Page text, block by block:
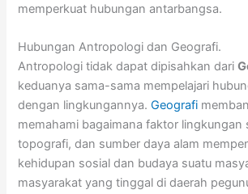
memperkuat hubungan antarbangsa.
Hubungan Antropologi dan Geografi.
Antropologi tidak dapat dipisahkan dari
keduanya sama-sama mempelajari
dengan lingkungannya.Geografi
memahami bagaimana faktor lingkungan
topografi, dan sumber daya alam
kehidupan sosial dan budaya suatu
masyarakat yang tinggal di daerah